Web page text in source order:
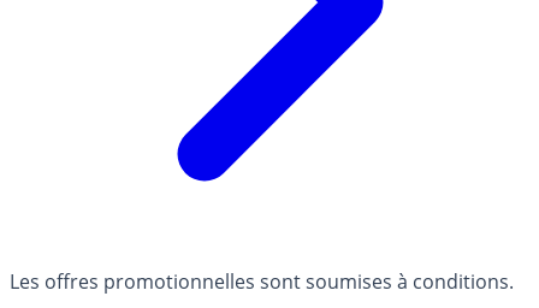
Les offres promotionnelles sont soumises à conditions.